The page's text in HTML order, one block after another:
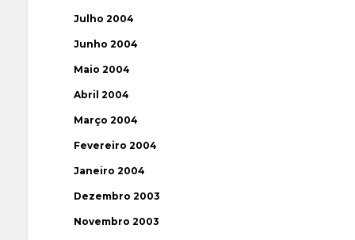
Julho 2004
Junho 2004
Maio 2004
Abril 2004
Março 2004
Fevereiro 2004
Janeiro 2004
Dezembro 2003
Novembro 2003